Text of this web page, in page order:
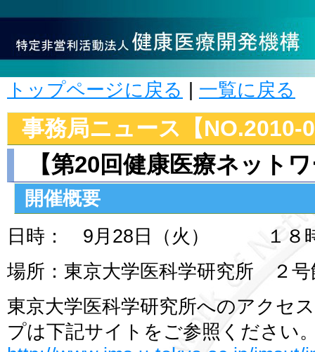
トップページに戻る 一覧に戻る
事務局ニュース【NO.2010-
【第20回健康医療ネット
開催概要
日時： 9月28日（火） １８
場所：東京大学医科学研究所 ２号
東京大学医科学研究所へのアクセ
プは下記サイトをご参照ください